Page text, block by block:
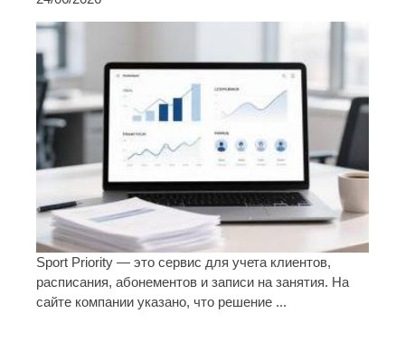
Sport Priority — это сервис для учета клиентов,
расписания, абонементов и записи на занятия. На
сайте компании указано, что решение ...